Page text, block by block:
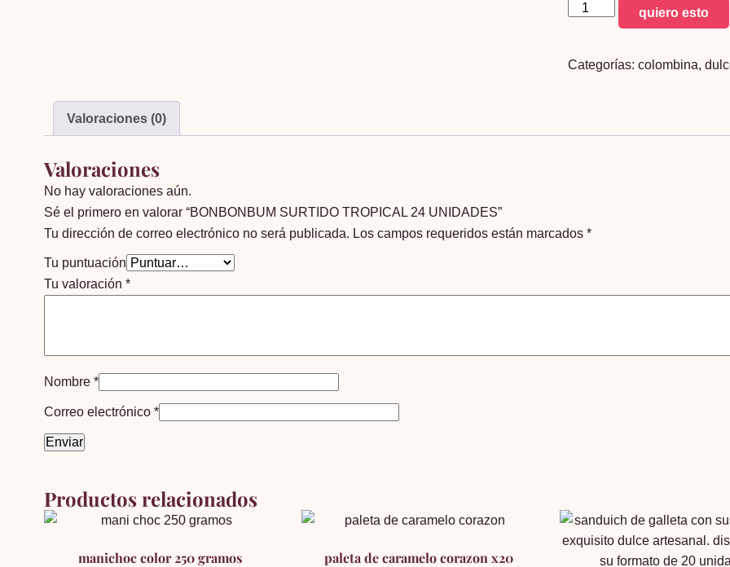
BONBONBUM
SURTIDO
24
quiero esto
Categorías: colombina,
Valoraciones (0)
Valoraciones
No hay valoraciones aún.
Sé el primero en valorar “BONBONBUM SURTIDO TROPICAL 24 UNIDADES”
Tu dirección de correo electrónico no será publicada. Los campos requeridos están marcados *
Tu puntuación
Tu valoración *
Nombre *
Correo electrónico *
Productos relacionados
manichoc color 250 gramos paleta de caramelo corazon x20